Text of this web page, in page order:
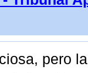
pero